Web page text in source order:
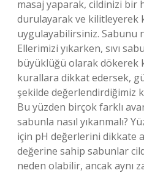
masaj yaparak, cildinizi bir
durulayarak ve kilitleyerek
uygulayabilirsiniz. Sabunu
Ellerimizi yıkarken, sıvı
büyüklüğü olarak dökerek
kurallara dikkat edersek,
şekilde değerlendirdiğimiz
Bu yüzden birçok farklı
sabunla nasıl yıkanmalı?
için pH değerlerini dikkate
değerine sahip sabunlar
neden olabilir, ancak aynı